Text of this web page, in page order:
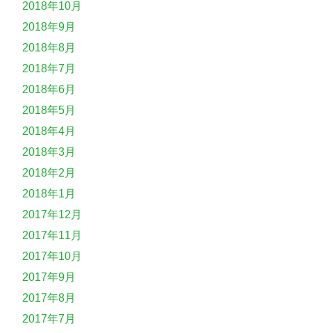
2018年10月
2018年9月
2018年8月
2018年7月
2018年6月
2018年5月
2018年4月
2018年3月
2018年2月
2018年1月
2017年12月
2017年11月
2017年10月
2017年9月
2017年8月
2017年7月